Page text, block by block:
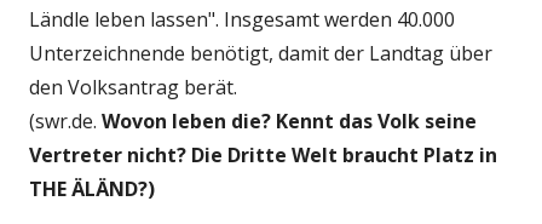
Ländle leben lassen". Insgesamt werden 40.000
Unterzeichnende benötigt, damit der Landtag über
den Volksantrag berät.
(swr.de. Wovon leben die? Kennt das Volk seine
Vertreter nicht? Die Dritte Welt braucht Platz in
THE ÄLÄND?)